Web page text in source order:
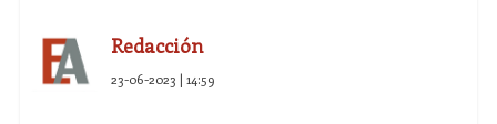
Redacción
23-06-2023 | 14:59